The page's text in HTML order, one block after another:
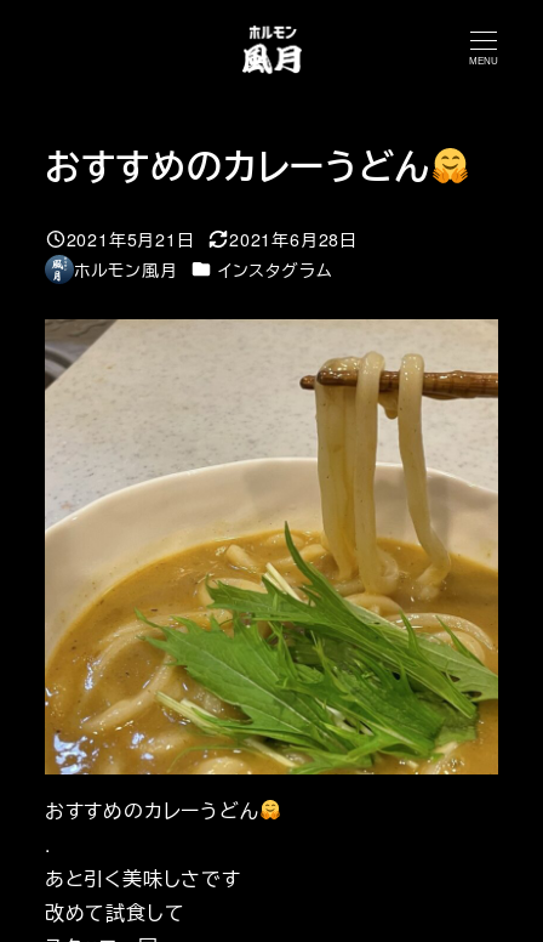
MENU
おすすめのカレーうどん
投稿日
2021年5月21日
更新日
2021年6月28日
著
ホルモン風月 カテゴリー
インスタグラム
おすすめのカレーうどん
.
あと引く美味しさです
改めて試食して